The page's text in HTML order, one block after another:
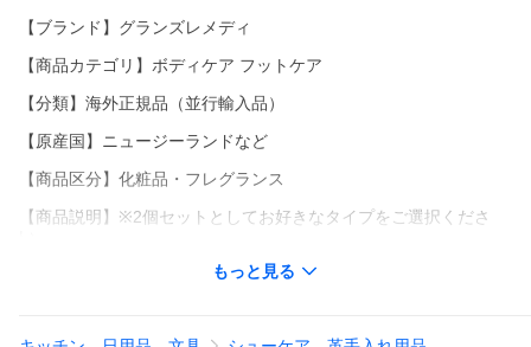
【ブランド】グランズレメディ
【商品カテゴリ】ボディケア フットケア
【分類】海外正規品（並行輸入品）
【原産国】ニュージーランドなど
【商品区分】化粧品・フレグランス
【商品説明】※2個セットとしてお好きなタイプをご選択くださ
●グランズレメディ(ニュージランド直輸入 海外正規品) 50g
もっと見る